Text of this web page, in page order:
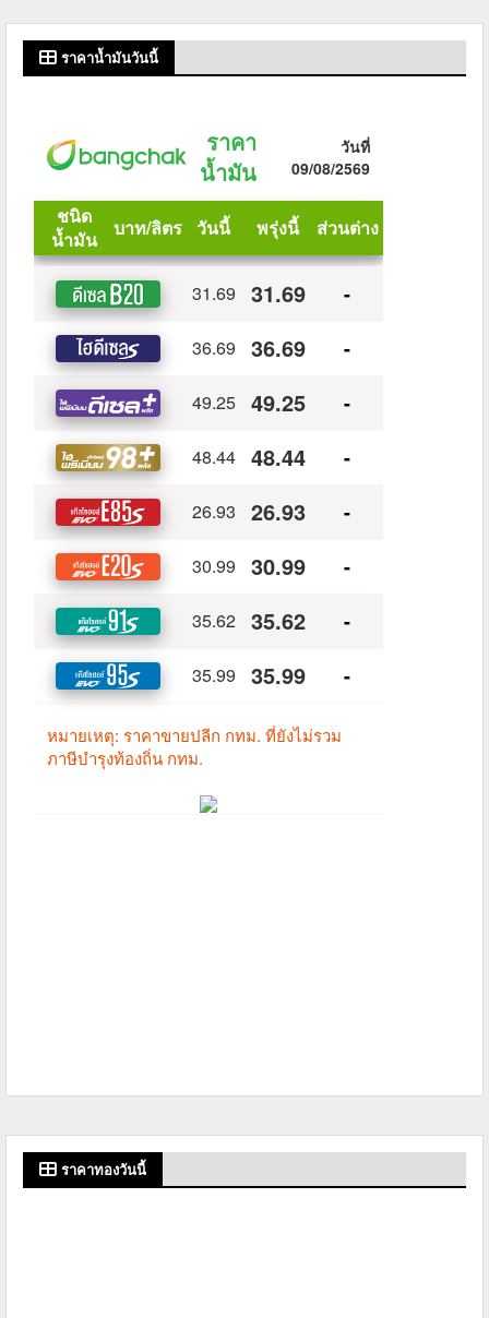
ราคาน้ำมันวันนี้
ราคาทองวันนี้